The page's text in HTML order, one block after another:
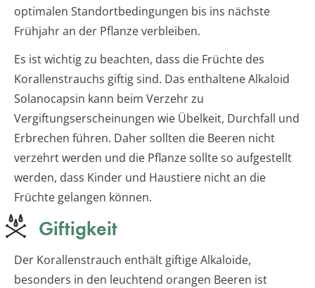
optimalen Standortbedingungen bis ins nächste
Frühjahr an der Pflanze verbleiben.
Es ist wichtig zu beachten, dass die Früchte des
Korallenstrauchs giftig sind. Das enthaltene Alkaloid
Solanocapsin kann beim Verzehr zu
Vergiftungserscheinungen wie Übelkeit, Durchfall und
Erbrechen führen. Daher sollten die Beeren nicht
verzehrt werden und die Pflanze sollte so aufgestellt
werden, dass Kinder und Haustiere nicht an die
Früchte gelangen können.
Giftigkeit
Der Korallenstrauch enthält giftige Alkaloide,
besonders in den leuchtend orangen Beeren ist